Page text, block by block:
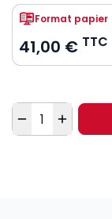
Format papier
41,00 € TTC
Quantité